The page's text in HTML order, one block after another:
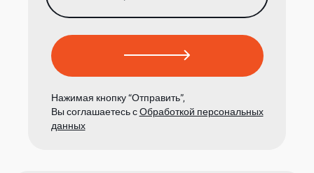
Нажимая кнопку “Отправить”,
Вы соглашаетесь сОбработкой персональных
данных